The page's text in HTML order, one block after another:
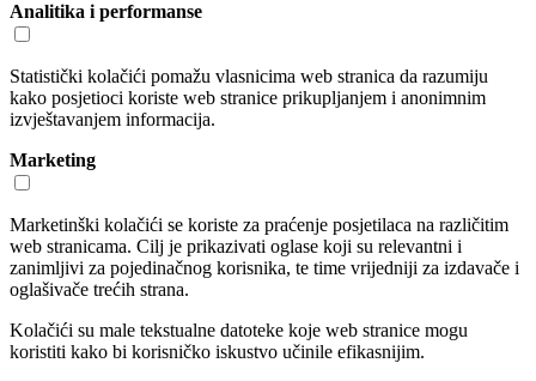
Analitika i performanse
Statistički kolačići pomažu vlasnicima web stranica da razumiju
kako posjetioci koriste web stranice prikupljanjem i anonimnim
izvještavanjem informacija.
Marketing
Marketinški kolačići se koriste za praćenje posjetilaca na različitim
web stranicama. Cilj je prikazivati oglase koji su relevantni i
zanimljivi za pojedinačnog korisnika, te time vrijedniji za izdavače i
oglašivače trećih strana.
Kolačići su male tekstualne datoteke koje web stranice mogu
koristiti kako bi korisničko iskustvo učinile efikasnijim.